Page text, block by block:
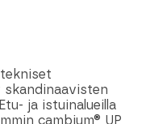
ja istuinalueilla
cambium® UP